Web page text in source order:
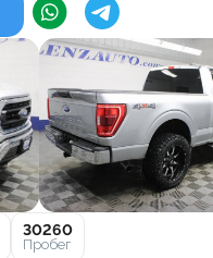
30260
Пробег